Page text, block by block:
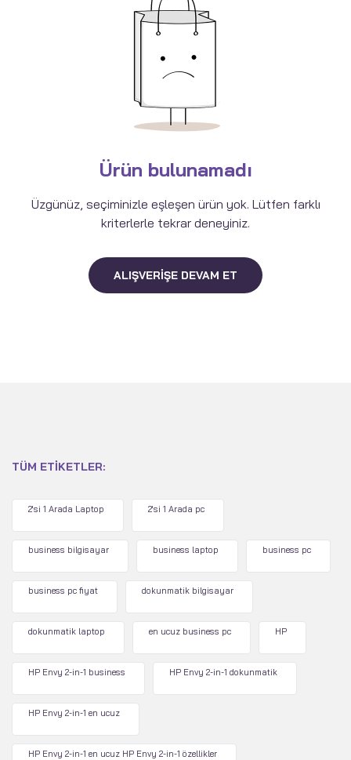
Ürün bulunamadı
Üzgünüz, seçiminizle eşleşen ürün yok. Lütfen farklı
kriterlerle tekrar deneyiniz.
ALIŞVERIŞE DEVAM ET
TÜM ETIKETLER:
2'si 1 Arada Laptop 2'si 1 Arada pc
business bilgisayar business laptop business pc
business pc fiyat dokunmatik bilgisayar
dokunmatik laptop en ucuz business pc HP
HP Envy 2-in-1 business HP Envy 2-in-1 dokunmatik
HP Envy 2-in-1 en ucuz
HP Envy 2-in-1 en ucuz HP Envy 2-in-1 özellikler